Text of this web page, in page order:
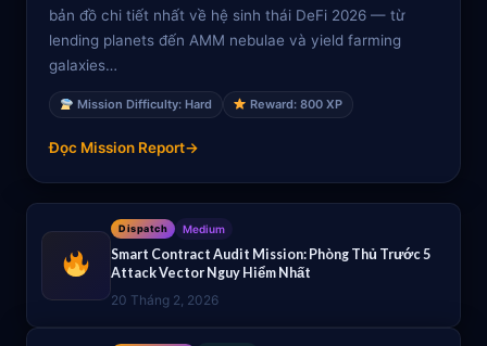
bản đồ chi tiết nhất về hệ sinh thái DeFi 2026 — từ
lending planets đến AMM nebulae và yield farming
galaxies…
Mission Difficulty: Hard Reward: 800 XP
Đọc Mission Report→
Dispatch Medium
Smart Contract Audit Mission: Phòng Thủ Trước 5
Attack Vector Nguy Hiểm Nhất
20 Tháng 2, 2026